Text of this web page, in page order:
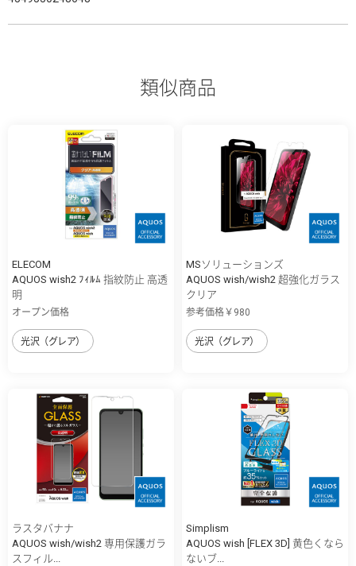
類似商品
ELECOM
AQUOS wish2 ﾌｨﾙﾑ 指紋防止 高透
明
オープン価格
光沢（グレア）
MSソリューションズ
AQUOS wish/wish2 超強化ガラス
クリア
参考価格￥980
光沢（グレア）
ラスタバナナ
AQUOS wish/wish2 専用保護ガラ
スフィル...
Simplism
AQUOS wish [FLEX 3D] 黄色くなら
ないブ...